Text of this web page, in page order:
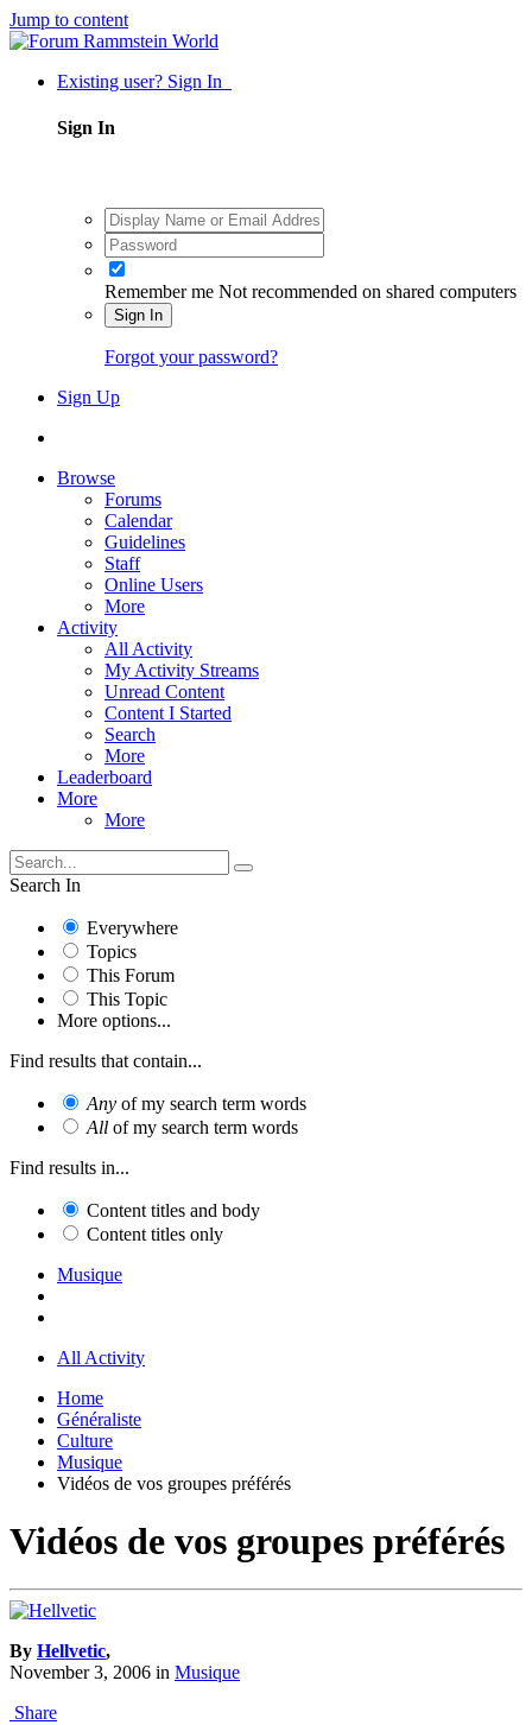
Jump to content
Existing user? Sign In
Sign In
Remember me Not recommended on shared computers
Sign In
Forgot your password?
Sign Up
Browse
Forums
Calendar
Guidelines
Staff
Online Users
More
Activity
All Activity
My Activity Streams
Unread Content
Content I Started
Search
More
Leaderboard
More
More
Search In
Everywhere
Topics
This Forum
This Topic
More options...
Find results that contain...
Any of my search term words
All of my search term words
Find results in...
Content titles and body
Content titles only
Musique
All Activity
Home
Généraliste
Culture
Musique
Vidéos de vos groupes préférés
Vidéos de vos groupes préférés
By Hellvetic,
November 3, 2006 in Musique
Share